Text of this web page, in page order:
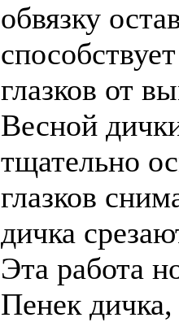
обвязку
глазков от
Весной
тщательно
глазков
дичка
Эта работа
Пенек